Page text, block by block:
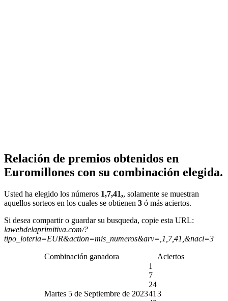
Relación de premios obtenidos en
Euromillones con su combinación elegida.
Usted ha elegido los números 1,7,41,, solamente se muestran
aquellos sorteos en los cuales se obtienen 3 ó más aciertos.
Si desea compartir o guardar su busqueda, copie esta URL:
lawebdelaprimitiva.com/?
tipo_loteria=EUR&action=mis_numeros&arv=,1,7,41,&naci=3
Combinación ganadora Aciertos
Martes 5 de Septiembre de 2023
1
7
24
41 3